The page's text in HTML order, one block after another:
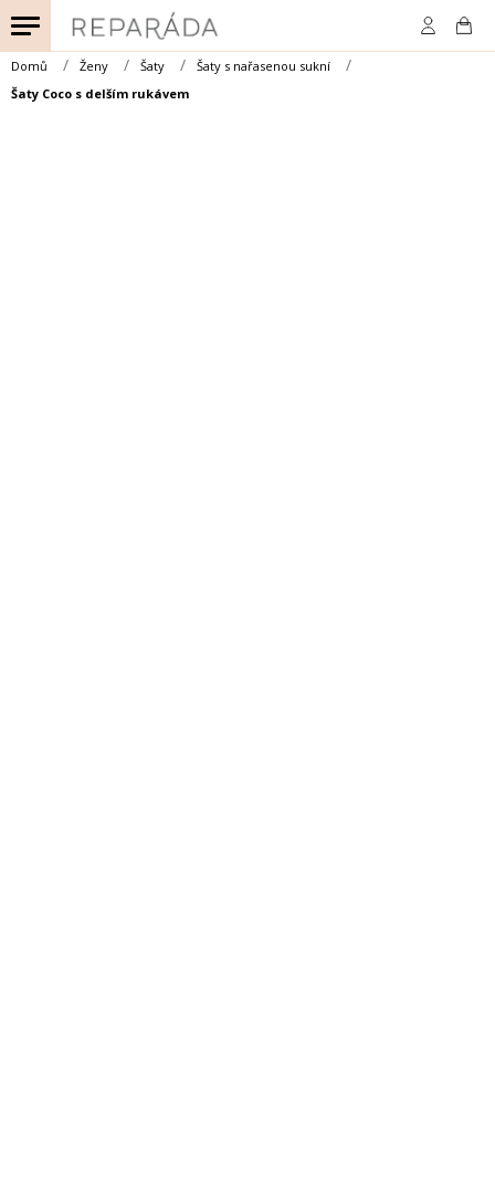
na
obsah
Domů Ženy Šaty
Šaty s nařasenou sukní
Šaty Coco s delším rukávem